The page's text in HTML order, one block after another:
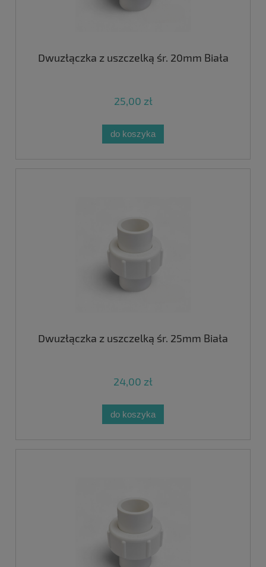
Dwuzłączka z uszczelką śr. 20mm Biała
25,00 zł
do koszyka
Dwuzłączka z uszczelką śr. 25mm Biała
24,00 zł
do koszyka